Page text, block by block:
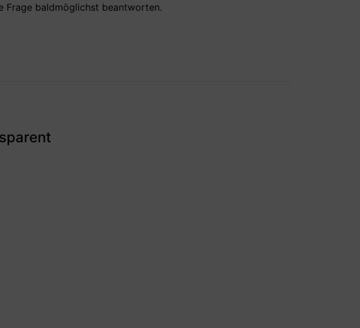
Frage baldmöglichst beantworten.